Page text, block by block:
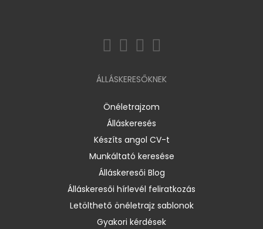
ÁLLÁSKERESŐKNEK
Önéletrajzom
Álláskeresés
Készíts angol CV-t
Munkáltató keresése
Álláskeresői Blog
Álláskeresői hírlevél feliratkozás
Letölthető önéletrajz sablonok
Gyakori kérdések